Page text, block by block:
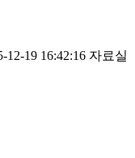
19 16:42:16 자료실